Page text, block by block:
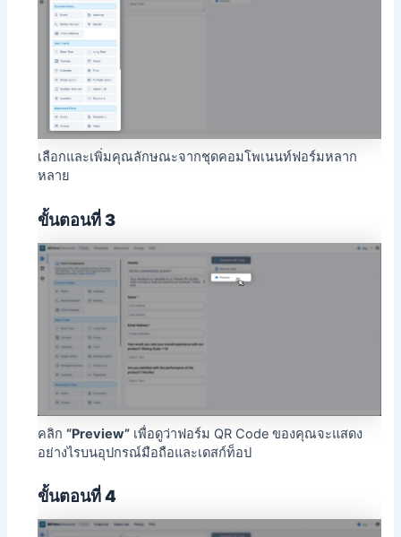
เลือกและเพิ่มคุณลักษณะจากชุดคอมโพเนนท์ฟอร์มหลาก
หลาย
ขั้นตอนที่ 3
คลิก“Preview” เพื่อดูว่าฟอร์ม QR Code ของคุณจะแสดง
อย่างไรบนอุปกรณ์มือถือและเดสก์ท็อป
ขั้นตอนที่ 4